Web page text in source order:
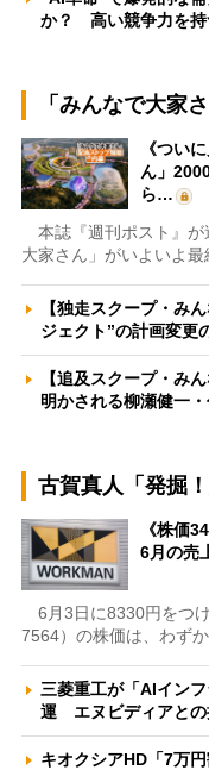
か？ 高い競争力を
「みんなで大家
《つい
ん」
ら…
本誌『週刊ポスト』が
大家さん」がいよいよ
【独走スクープ・み
ジェクト”の計画変更
【追及スクープ・み
明かされる柳瀬健一
古賀真人「発掘！
《株価
6月の売
6月3日に8330円をつ
7564）の株価は、わず
三菱重工が「AIイン
運 エヌビディアと
キオクシアHD「7万